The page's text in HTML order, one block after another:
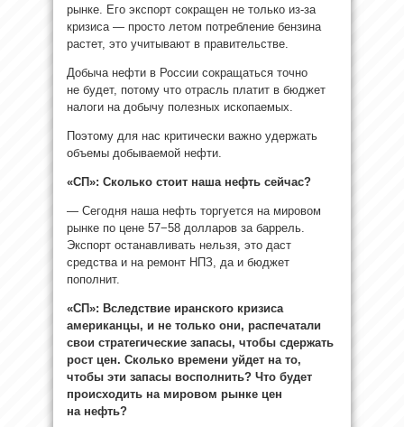
рынке. Его экспорт сокращен не только из-за
кризиса — просто летом потребление бензина
растет, это учитывают в правительстве.
Добыча нефти в России сокращаться точно
не будет, потому что отрасль платит в бюджет
налоги на добычу полезных ископаемых.
Поэтому для нас критически важно удержать
объемы добываемой нефти.
«СП»: Сколько стоит наша нефть сейчас?
— Сегодня наша нефть торгуется на мировом
рынке по цене 57−58 долларов за баррель.
Экспорт останавливать нельзя, это даст
средства и на ремонт НПЗ, да и бюджет
пополнит.
«СП»: Вследствие иранского кризиса
американцы, и не только они, распечатали
свои стратегические запасы, чтобы сдержать
рост цен. Сколько времени уйдет на то,
чтобы эти запасы восполнить? Что будет
происходить на мировом рынке цен
на нефть?